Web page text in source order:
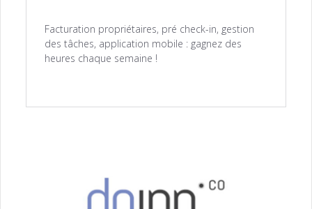
Facturation propriétaires, pré check-in, gestion
des tâches, application mobile : gagnez des
heures chaque semaine !